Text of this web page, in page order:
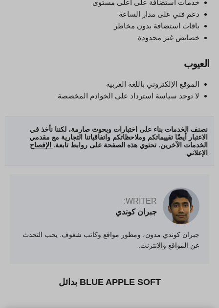
خدمات استضافة على أعلى مستوى
دعم فني على مدار الساعة
باقات استضافة بدون مخاطر
خصائص غير محدودة
العيوب
الموقع الإلكتروني باللغة العربية
لا توجد سياسة استرداد على الخوادم المخصصة
نصنف الخدمات بناء على اختبارات وبحوث صارمة، لكننا نأخذ في
الاعتبار أيضًا تقييماتكم وملاحظاتكم واتفاقياتنا التجارية مع مقدمي
الخدمات الآخرين. تحتوي هذه الصفحة على روابط تابعة. الإفصاح
الإعلاني
WRITER:
جبران كوندي
جبران كوندي مدون، ومطور مواقع وكاتب شغوف. يحب التحدث
عن المواقع والانترنت.
BLUE APPLE SOFT بدائل